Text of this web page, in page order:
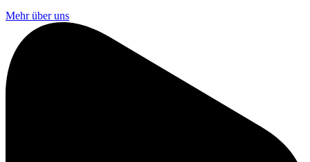
Mehr über uns